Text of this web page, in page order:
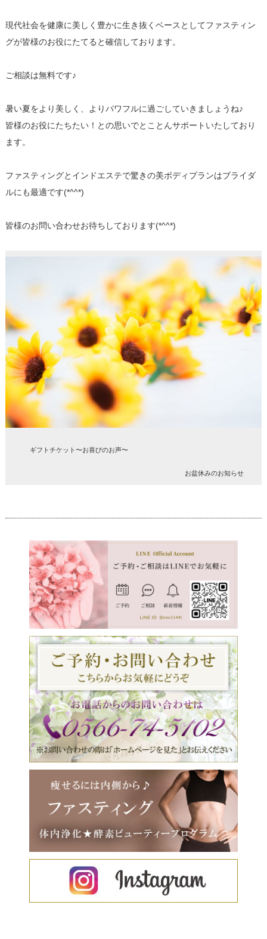
現代社会を健康に美しく豊かに生き抜くベースとしてファスティン
グが皆様のお役にたてると確信しております。
ご相談は無料です♪
暑い夏をより美しく、よりパワフルに過ごしていきましょうね♪
皆様のお役にたちたい！との思いでとことんサポートいたしており
ます。
ファスティングとインドエステで驚きの美ボディプランはブライダ
ルにも最適です(*^^*)
皆様のお問い合わせお待ちしております(*^^*)
ギフトチケット〜お喜びのお声〜
お盆休みのお知らせ